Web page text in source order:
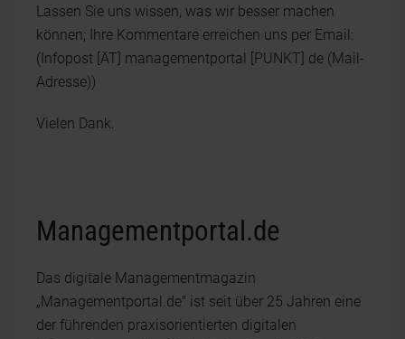
Lassen Sie uns wissen, was wir besser machen
können; Ihre Kommentare erreichen uns per Email:
(Infopost [ÄT] managementportal [PUNKT] de (Mail-
Adresse))
Vielen Dank.
Managementportal.de
Das digitale Managementmagazin
„Managementportal.de" ist seit über 25 Jahren eine
der führenden praxisorientierten digitalen